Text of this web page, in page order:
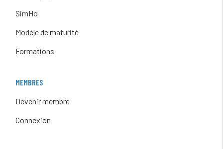
SimHo
Modèle de maturité
Formations
MEMBRES
Devenir membre
Connexion